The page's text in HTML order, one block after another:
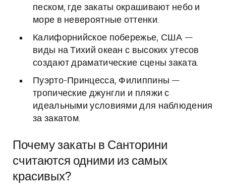
песком, где закаты окрашивают небо и
море в невероятные оттенки.
Калифорнийское побережье, США —
виды на Тихий океан с высоких утесов
создают драматические сцены заката.
Пуэрто-Принцесса, Филиппины —
тропические джунгли и пляжи с
идеальными условиями для наблюдения
за закатом.
Почему закаты в Санторини
считаются одними из самых
красивых?